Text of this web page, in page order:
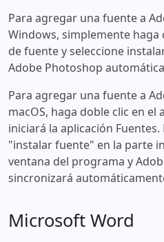
Para agregar una fuente a
Windows, simplemente haga
de fuente y seleccione
Adobe Photoshop
Para agregar una fuente a
macOS, haga doble clic en el
iniciará la aplicación
"instalar fuente" en la parte
ventana del programa y
sincronizará
Microsoft Word